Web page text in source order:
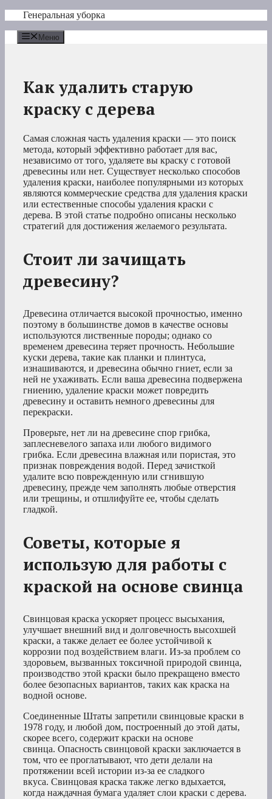
Перейти
содержимому
Генеральная уборка
Меню
Как удалить старую
краску с дерева
Самая сложная часть удаления краски — это поиск
метода, который эффективно работает для вас,
независимо от того, удаляете вы краску с готовой
древесины или нет. Существует несколько способов
удаления краски, наиболее популярными из которых
являются коммерческие средства для удаления краски
или естественные способы удаления краски с
дерева. В этой статье подробно описаны несколько
стратегий для достижения желаемого результата.
Стоит ли зачищать
древесину?
Древесина отличается высокой прочностью, именно
поэтому в большинстве домов в качестве основы
используются лиственные породы; однако со
временем древесина теряет прочность. Небольшие
куски дерева, такие как планки и плинтуса,
изнашиваются, и древесина обычно гниет, если за
ней не ухаживать. Если ваша древесина подвержена
гниению, удаление краски может повредить
древесину и оставить немного древесины для
перекраски.
Проверьте, нет ли на древесине спор грибка,
заплесневелого запаха или любого видимого
грибка. Если древесина влажная или пористая, это
признак повреждения водой. Перед зачисткой
удалите всю поврежденную или сгнившую
древесину, прежде чем заполнять любые отверстия
или трещины, и отшлифуйте ее, чтобы сделать
гладкой.
Советы, которые я
использую для работы с
краской на основе свинца
Свинцовая краска ускоряет процесс высыхания,
улучшает внешний вид и долговечность высохшей
краски, а также делает ее более устойчивой к
коррозии под воздействием влаги. Из-за проблем со
здоровьем, вызванных токсичной природой свинца,
производство этой краски было прекращено вместо
более безопасных вариантов, таких как краска на
водной основе.
Соединенные Штаты запретили свинцовые краски в
1978 году, и любой дом, построенный до этой даты,
скорее всего, содержит краски на основе
свинца. Опасность свинцовой краски заключается в
том, что ее проглатывают, что дети делали на
протяжении всей истории из-за ее сладкого
вкуса. Свинцовая краска также легко вдыхается,
когда наждачная бумага удаляет слои краски с дерева.